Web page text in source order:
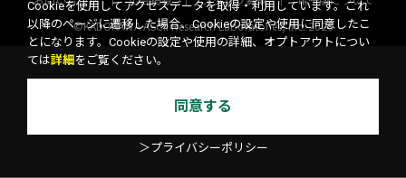
©KADOKAWA ASCII Research Laboratories, Inc. 2026
Cookieを使用してアクセスデータを取得・利用しています。これ
以降のページに遷移した場合、Cookieの設定や使用に同意したこ
とになります。Cookieの設定や使用の詳細、オプトアウトについ
ては詳細 をご覧ください。
同意する
＞プライバシーポリシー